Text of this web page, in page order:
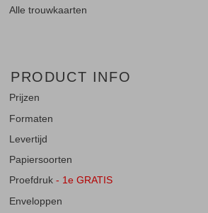
Alle trouwkaarten
PRODUCT INFO
Prijzen
Formaten
Levertijd
Papiersoorten
Proefdruk- 1e GRATIS
Enveloppen